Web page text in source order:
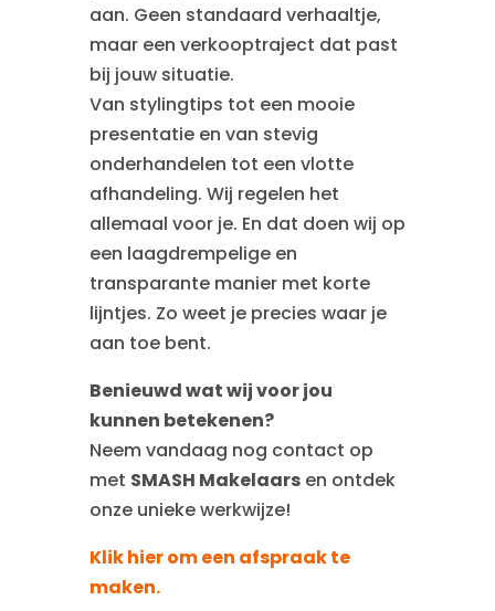
aan. Geen standaard verhaaltje,
maar een verkooptraject dat past
bij jouw situatie.
Van stylingtips tot een mooie
presentatie en van stevig
onderhandelen tot een vlotte
afhandeling. Wij regelen het
allemaal voor je. En dat doen wij op
een laagdrempelige en
transparante manier met korte
lijntjes. Zo weet je precies waar je
aan toe bent.
Benieuwd wat wij voor jou
kunnen betekenen?
Neem vandaag nog contact op
met SMASH Makelaarsen ontdek
onze unieke werkwijze!
Klik hier om een afspraak te
maken.